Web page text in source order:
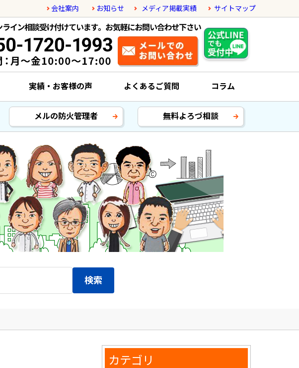
会社案内 お知らせ メディア掲載実績 サイトマップ
実績・お客様の声 よくあるご質問 コラム
メルの防火管理者 無料よろづ相談
検索
カテゴリ